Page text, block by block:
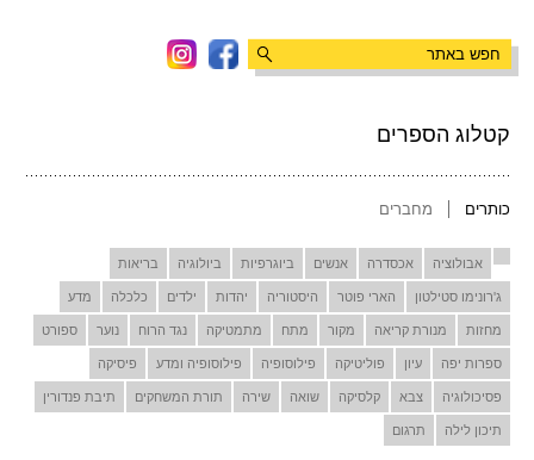
קטלוג הספרים
כותרים מחברים
אבולוציה אכסדרה אנשים ביוגרפיות ביולוגיה בריאות
ג'רונימו סטילטון הארי פוטר היסטוריה יהדות ילדים כלכלה מדע
מחזות מנורת קריאה מקור מתח מתמטיקה נגד הרוח נוער ספורט
ספרות יפה עיון פוליטיקה פילוסופיה פילוסופיה ומדע פיסיקה
פסיכולוגיה צבא קלסיקה שואה שירה תורת המשחקים תיבת פנדורין
תיכון לילה תרגום